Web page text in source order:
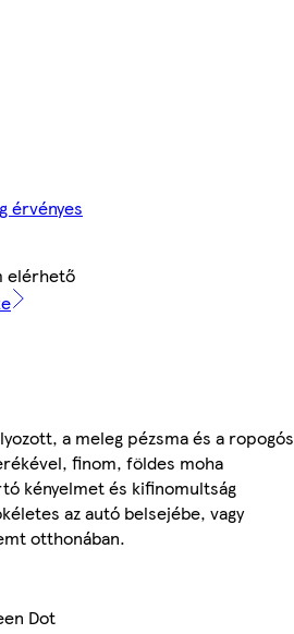
érvényes
elérhető
a meleg pézsma és a ropogós
finom, földes moha
kényelmet és kifinomultság
az autó belsejébe, vagy
otthonában.
Dot